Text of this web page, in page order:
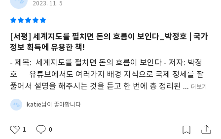
2023. 11. 5
[서평] 세계지도를 펼치면 돈의 흐름이 보인다_박정호 | 국가
정보 획득에 유용한 책!
- 제목: 세계지도를 펼치면 돈의 흐름이 보인다 - 저자: 박정
호 유튜브에서도 여러가지 배경 지식으로 국제 정세를 잘
풀어서 설명을 해주시는 것을 듣고 한 번에 총 정리된 ... 더보기
katie님이 좋아합니다
1 0